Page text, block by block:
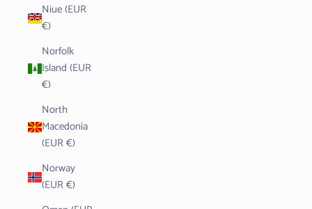
Niue (EUR
€)
Norfolk
Island (EUR
€)
North
Macedonia
(EUR €)
Norway
(EUR €)